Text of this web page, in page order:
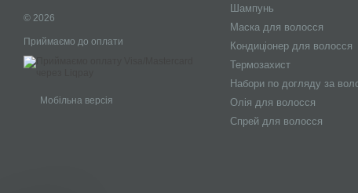
© 2026
Приймаємо до оплати
Мобільна версія
Шампунь
Маска для волосся
Кондиціонер для волосся
Термозахист
Набори по догляду за
Олія для волосся
Спрей для волосся